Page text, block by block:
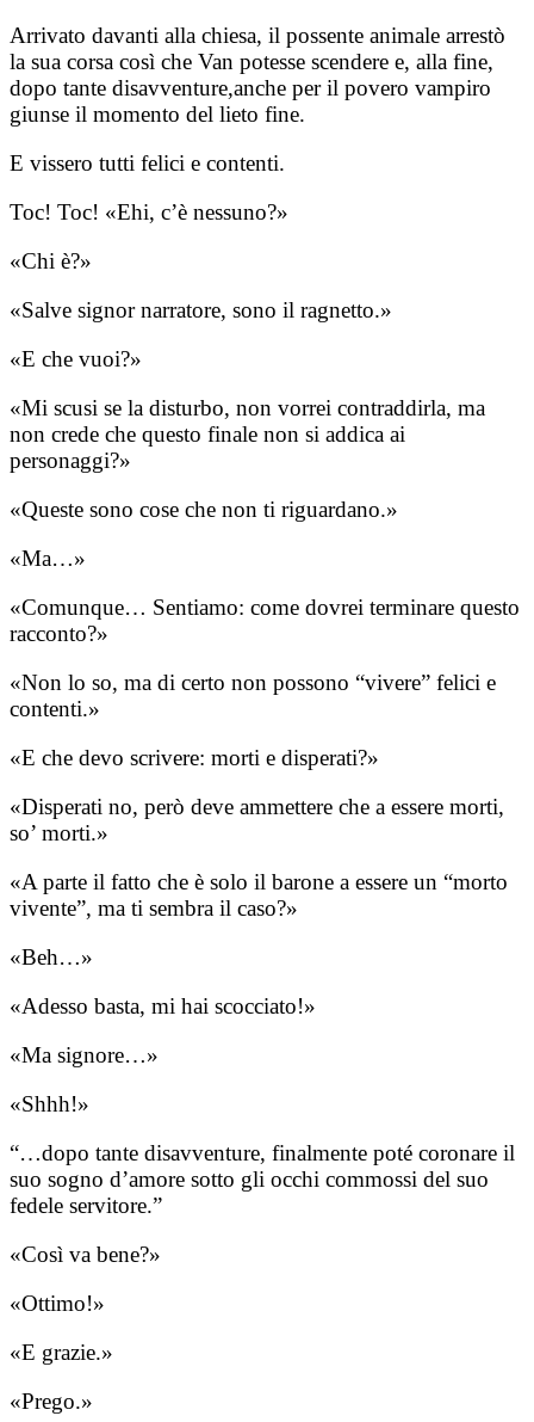
Arrivato davanti alla chiesa, il possente animale arrestò
la sua corsa così che Van potesse scendere e, alla fine,
dopo tante disavventure,anche per il povero vampiro
giunse il momento del lieto fine.
E vissero tutti felici e contenti.
Toc! Toc! «Ehi, c’è nessuno?»
«Chi è?»
«Salve signor narratore, sono il ragnetto.»
«E che vuoi?»
«Mi scusi se la disturbo, non vorrei contraddirla, ma
non crede che questo finale non si addica ai
personaggi?»
«Queste sono cose che non ti riguardano.»
«Ma…»
«Comunque… Sentiamo: come dovrei terminare questo
racconto?»
«Non lo so, ma di certo non possono “vivere” felici e
contenti.»
«E che devo scrivere: morti e disperati?»
«Disperati no, però deve ammettere che a essere morti,
so’ morti.»
«A parte il fatto che è solo il barone a essere un “morto
vivente”, ma ti sembra il caso?»
«Beh…»
«Adesso basta, mi hai scocciato!»
«Ma signore…»
«Shhh!»
“…dopo tante disavventure, finalmente poté coronare il
suo sogno d’amore sotto gli occhi commossi del suo
fedele servitore.”
«Così va bene?»
«Ottimo!»
«E grazie.»
«Prego.»